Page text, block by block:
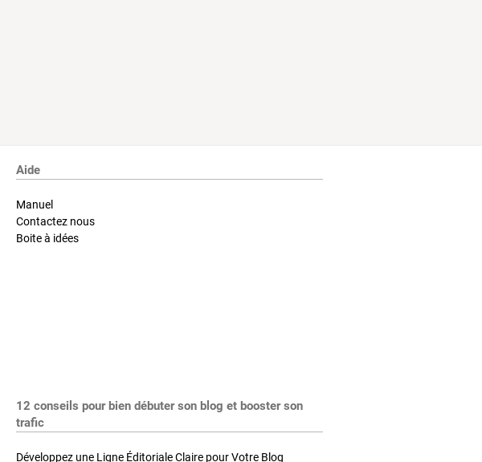
Aide
Manuel
Contactez nous
Boite à idées
12 conseils pour bien débuter son blog et booster son
trafic
Développez une Ligne Éditoriale Claire pour Votre Blog